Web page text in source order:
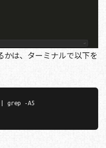
は、ターミナルで以下を
grep -A5